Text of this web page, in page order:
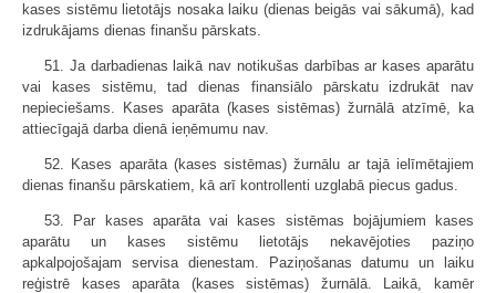
kases sistēmu lietotājs nosaka laiku (dienas beigās vai sākumā), kad
izdrukājams dienas finanšu pārskats.
51. Ja darbadienas laikā nav notikušas darbības ar kases aparātu
vai kases sistēmu, tad dienas finansiālo pārskatu izdrukāt nav
nepieciešams. Kases aparāta (kases sistēmas) žurnālā atzīmē, ka
attiecīgajā darba dienā ieņēmumu nav.
52. Kases aparāta (kases sistēmas) žurnālu ar tajā ielīmētajiem
dienas finanšu pārskatiem, kā arī kontrollenti uzglabā piecus gadus.
53. Par kases aparāta vai kases sistēmas bojājumiem kases
aparātu un kases sistēmu lietotājs nekavējoties paziņo
apkalpojošajam servisa dienestam. Paziņošanas datumu un laiku
reģistrē kases aparāta (kases sistēmas) žurnālā. Laikā, kamēr